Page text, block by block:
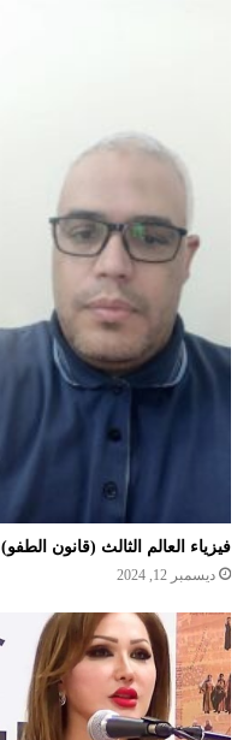
فيزياء العالم الثالث (قانون الطفو)
ديسمبر 12, 2024